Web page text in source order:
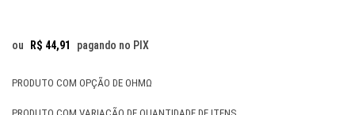
ou R$ 44,91 pagando no PIX
PRODUTO COM OPÇÃO DE OHMΩ